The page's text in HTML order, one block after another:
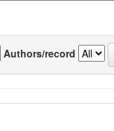
Authors/record